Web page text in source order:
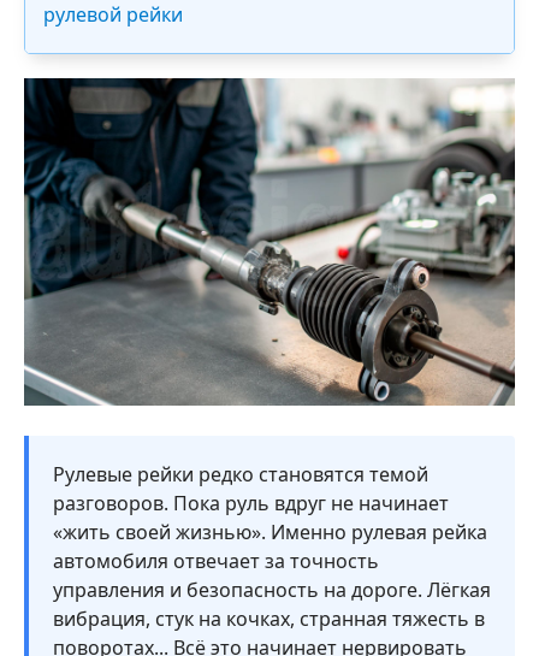
рулевой рейки
Рулевые рейки редко становятся темой
разговоров. Пока руль вдруг не начинает
«жить своей жизнью». Именно рулевая рейка
автомобиля отвечает за точность
управления и безопасность на дороге. Лёгкая
вибрация, стук на кочках, странная тяжесть в
поворотах... Всё это начинает нервировать